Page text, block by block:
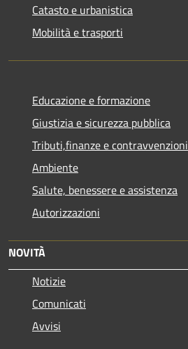
Catasto e urbanistica
Mobilità e trasporti
Educazione e formazione
Giustizia e sicurezza pubblica
Tributi,finanze e contravvenzioni
Ambiente
Salute, benessere e assistenza
Autorizzazioni
NOVITÀ
Notizie
Comunicati
Avvisi